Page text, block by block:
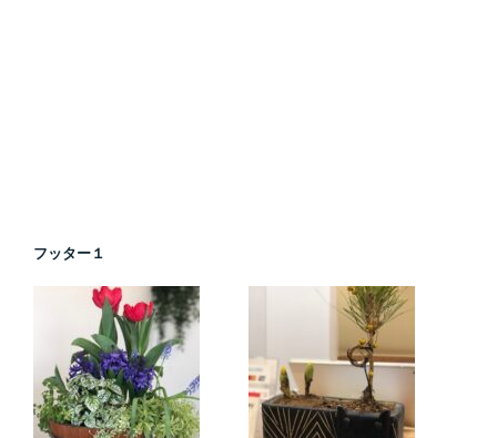
フッター１